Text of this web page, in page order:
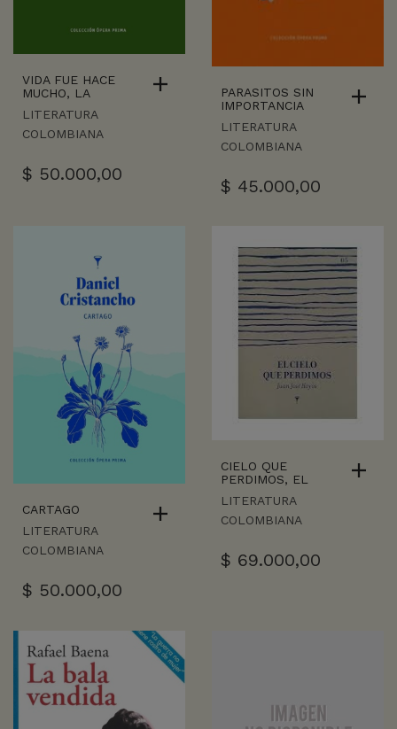
VIDA FUE HACE
MUCHO, LA
LITERATURA
COLOMBIANA
$ 50.000,00
PARASITOS SIN
IMPORTANCIA
LITERATURA
COLOMBIANA
$ 45.000,00
CARTAGO
LITERATURA
COLOMBIANA
$ 50.000,00
CIELO QUE
PERDIMOS, EL
LITERATURA
COLOMBIANA
$ 69.000,00